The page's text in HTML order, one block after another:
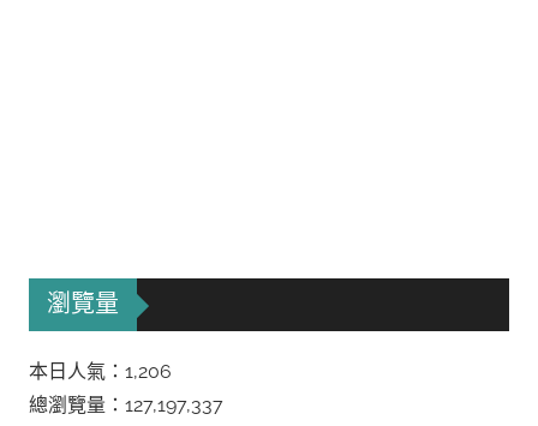
瀏覽量
本日人氣：1,206
總瀏覽量：127,197,337